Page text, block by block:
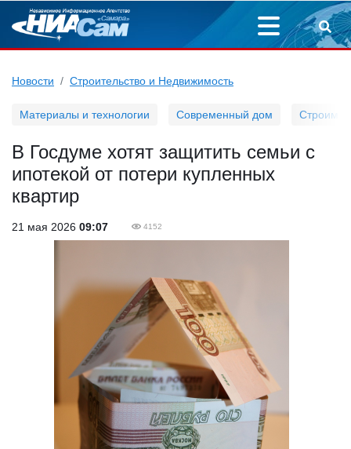
Новости Строительство и Недвижимость
Материалы и технологии Современный дом Строим
В Госдуме хотят защитить семьи с
ипотекой от потери купленных
квартир
21 мая 2026 09:07 4152